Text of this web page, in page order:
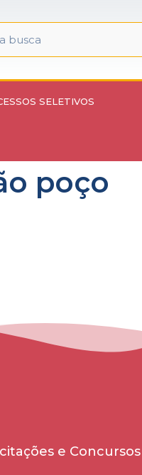
SELETIVOS
poço
e Concursos